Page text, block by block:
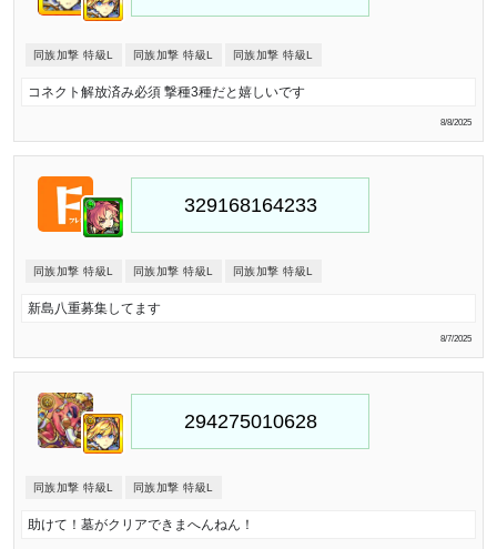
同族加撃 特級L 同族加撃 特級L 同族加撃 特級L
コネクト解放済み必須 撃種3種だと嬉しいです
8/8/2025
同族加撃 特級L 同族加撃 特級L 同族加撃 特級L
新島八重募集してます
8/7/2025
同族加撃 特級L 同族加撃 特級L
助けて！墓がクリアできまへんねん！